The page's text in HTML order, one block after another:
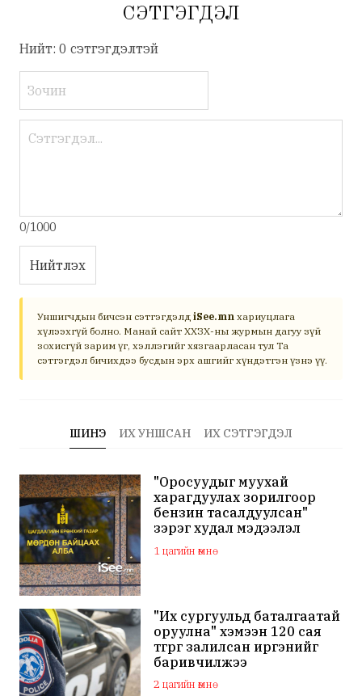
СЭТГЭГДЭЛ
Нийт: 0 сэтгэгдэлтэй
0/1000
Нийтлэх
Уншигчдын бичсэн сэтгэгдэлд iSee.mn хариуцлага
хүлээхгүй болно. Манай сайт ХХЗХ-ны журмын дагуу зүй
зохисгүй зарим үг, хэллэгийг хязгаарласан тул Та
сэтгэгдэл бичихдээ бусдын эрх ашгийг хүндэтгэн үзнэ үү.
ШИНЭ ИХ УНШСАН ИХ СЭТГЭГДЭЛ
"Оросуудыг муухай
харагдуулах зорилгоор
бензин тасалдуулсан"
зэрэг худал мэдээлэл
тарааж буй хаягуудыг
шалгаж эхэлжээ
1 цагийн өмнө
"Их сургуульд баталгаатай
оруулна" хэмээн 120 сая
төгрөг залилсан иргэнийг
баривчилжээ
2 цагийн өмнө